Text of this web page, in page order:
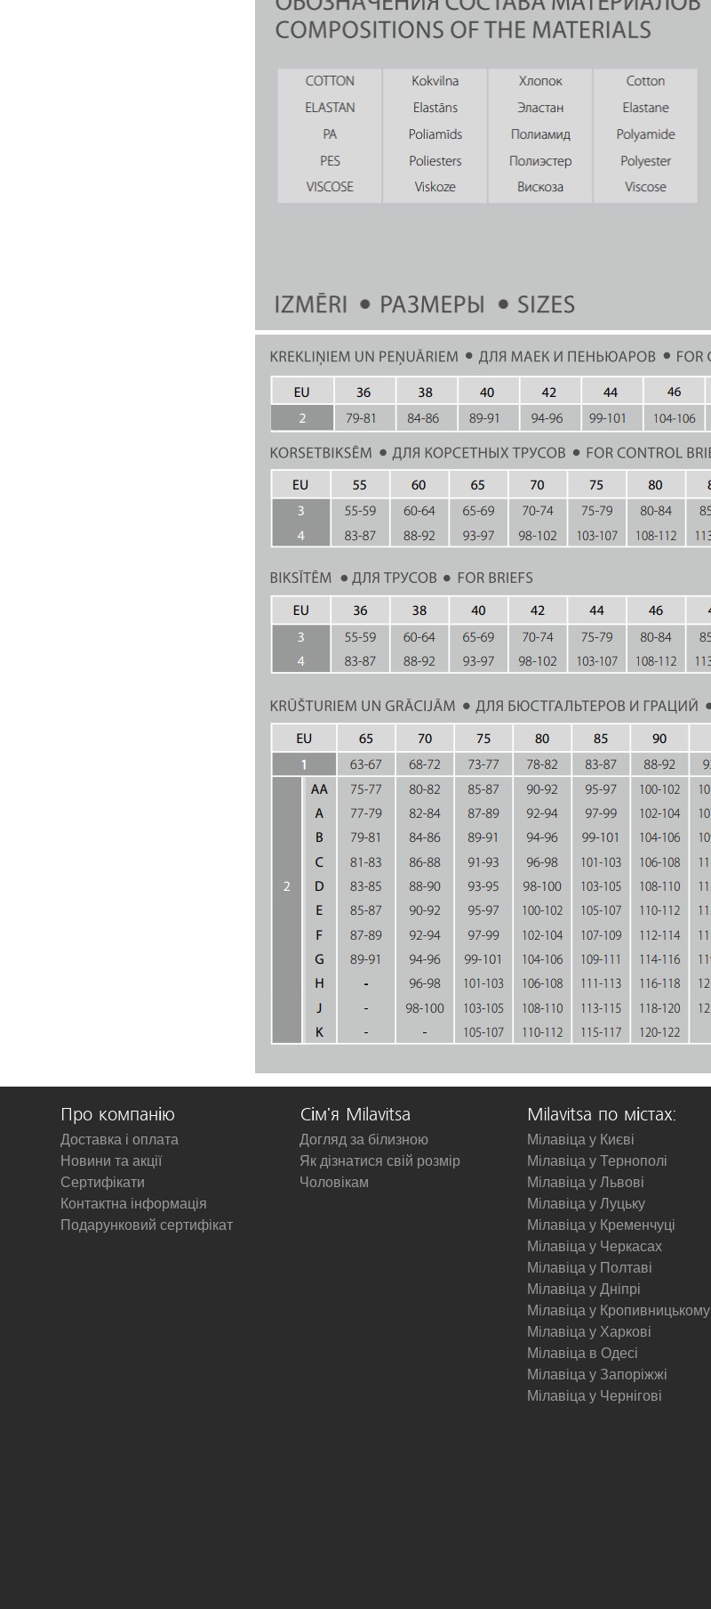
Про компанію
Доставка і оплата
Новини та акції
Сертифікати
Контактна інформація
Подарунковий сертифікат
Сім'я Milavitsa
Догляд за білизною
Як дізнатися свій розмір
Чоловікам
Milavitsa по містах:
Мілавіца у Києві
Мілавіца у Тернополі
Мілавіца у Львові
Мілавіца у Луцьку
Мілавіца у Кременчуці
Мілавіца у Черкасах
Мілавіца у Полтаві
Мілавіца у Дніпрі
Мілавіца у Кропивницькому
Мілавіца у Харкові
Мілавіца в Одесі
Мілавіца у Запоріжжі
Мілавіца у Чернігові